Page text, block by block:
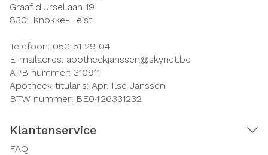
Graaf d'Ursellaan 19
8301 Knokke-Heist
Telefoon: 050 51 29 04
E-mailadres: apotheekjanssen@skynet.be
APB nummer: 310911
Apotheek titularis: Apr. Ilse Janssen
BTW nummer: BE0426331232
Klantenservice
FAQ